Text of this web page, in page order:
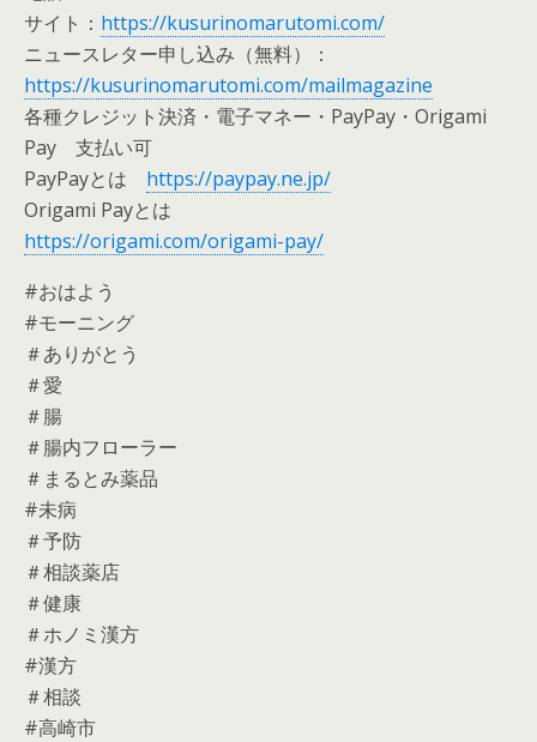
サイト： https://kusurinomarutomi.com/
ニュースレター申し込み（無料）：
https://kusurinomarutomi.com/mailmagazine
各種クレジット決済・電子マネー・PayPay・Origami
Pay 支払い可
PayPayとは https://paypay.ne.jp/
Origami Payとは
https://origami.com/origami-pay/
#おはよう
#モーニング
＃ありがとう
＃愛
＃腸
＃腸内フローラー
＃まるとみ薬品
#未病
＃予防
＃相談薬店
＃健康
＃ホノミ漢方
#漢方
＃相談
#高崎市